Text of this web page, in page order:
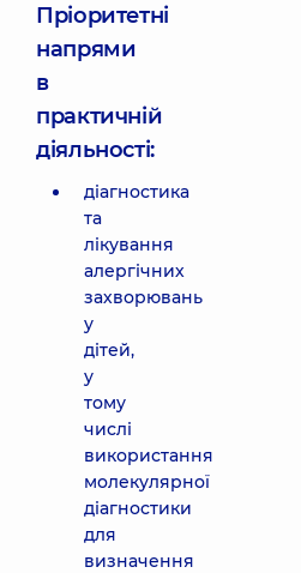
Пріоритетні
напрями
в
практичній
діяльності:
діагностика
та
лікування
алергічних
захворювань
у
дітей,
у
тому
числі
використання
молекулярної
діагностики
для
визначення